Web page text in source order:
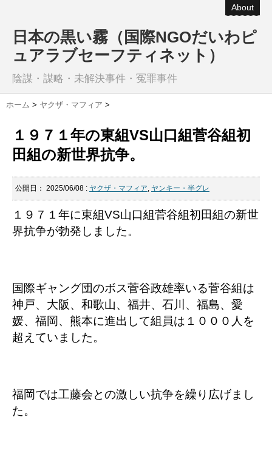
About
日本の黒い霧（国際NGOだいわピ
ュアラブセーフティネット）
陰謀・謀略・未解決事件・冤罪事件
ホーム > ヤクザ・マフィア >
１９７１年の東組VS山口組菅谷組初
田組の新世界抗争。
公開日： 2025/06/08 : ヤクザ・マフィア, ヤンキー・半グレ
１９７１年に東組VS山口組菅谷組初田組の新世
界抗争が勃発しました。
国際ギャング団のボス菅谷政雄率いる菅谷組は
神戸、大阪、和歌山、福井、石川、福島、愛
媛、福岡、熊本に進出して組員は１０００人を
超えていました。
福岡では工藤会との激しい抗争を繰り広げまし
た。